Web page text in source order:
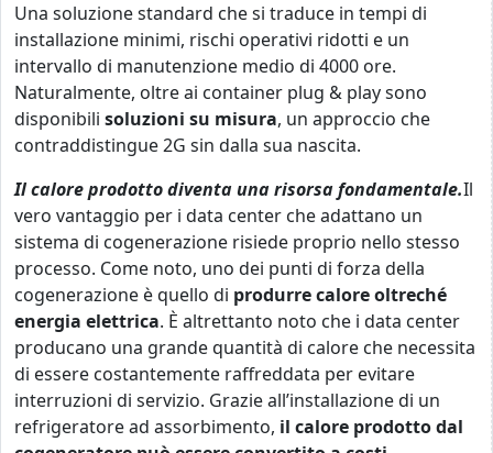
Una soluzione standard che si traduce in tempi di
installazione minimi, rischi operativi ridotti e un
intervallo di manutenzione medio di 4000 ore.
Naturalmente, oltre ai container plug & play sono
disponibili soluzioni su misura, un approccio che
contraddistingue 2G sin dalla sua nascita.
Il calore prodotto diventa una risorsa fondamentale.Il
vero vantaggio per i data center che adattano un
sistema di cogenerazione risiede proprio nello stesso
processo. Come noto, uno dei punti di forza della
cogenerazione è quello di produrre calore oltreché
energia elettrica. È altrettanto noto che i data center
producano una grande quantità di calore che necessita
di essere costantemente raffreddata per evitare
interruzioni di servizio. Grazie all’installazione di un
refrigeratore ad assorbimento, il calore prodotto dal